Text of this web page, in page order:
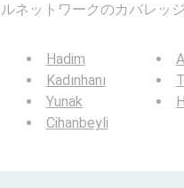
ネットワークのカバレッ
Hadim
Kadınhanı
Yunak
Cihanbeyli